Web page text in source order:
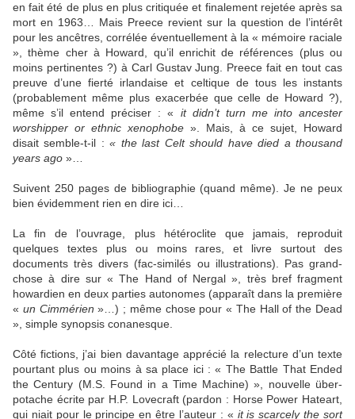
en fait été de plus en plus critiquée et finalement rejetée après sa
mort en 1963… Mais Preece revient sur la question de l’intérêt
pour les ancêtres, corrélée éventuellement à la « mémoire raciale
», thème cher à Howard, qu’il enrichit de références (plus ou
moins pertinentes ?) à Carl Gustav Jung. Preece fait en tout cas
preuve d’une fierté irlandaise et celtique de tous les instants
(probablement même plus exacerbée que celle de Howard ?),
même s’il entend préciser : « it didn’t turn me into ancester
worshipper or ethnic xenophobe ». Mais, à ce sujet, Howard
disait semble-t-il :« the last Celt should have died a thousand
years ago »…
Suivent 250 pages de bibliographie (quand même). Je ne peux
bien évidemment rien en dire ici…
La fin de l’ouvrage, plus hétéroclite que jamais, reproduit
quelques textes plus ou moins rares, et livre surtout des
documents très divers (fac-similés ou illustrations). Pas grand-
chose à dire sur « The Hand of Nergal », très bref fragment
howardien en deux parties autonomes (apparaît dans la première
« un Cimmérien »…) ; même chose pour « The Hall of the Dead
», simple synopsis conanesque.
Côté fictions, j’ai bien davantage apprécié la relecture d’un texte
pourtant plus ou moins à sa place ici : « The Battle That Ended
the Century (M.S. Found in a Time Machine) », nouvelle über-
potache écrite par H.P. Lovecraft (pardon : Horse Power Hateart,
qui niait pour le principe en être l’auteur : « it is scarcely the sort